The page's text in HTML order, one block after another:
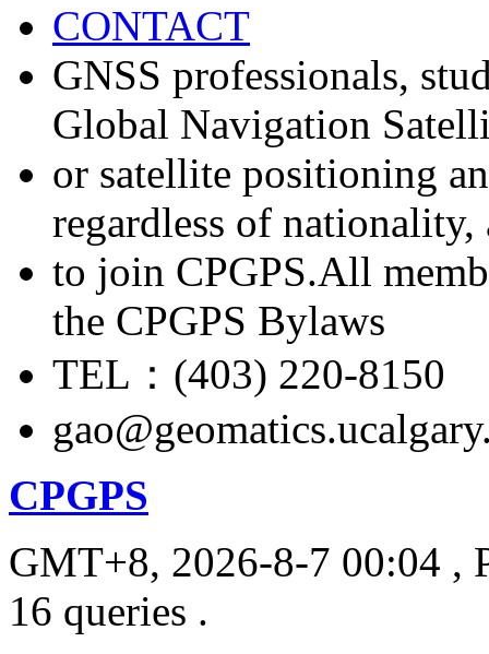
CONTACT
GNSS professionals,
Global Navigation
or satellite positioning
regardless of nationality,
to join CPGPS.All
the CPGPS Bylaws
TEL：(403) 220-8150
CPGPS
GMT+8, 2026-8-7 00:04 ,
16 queries .